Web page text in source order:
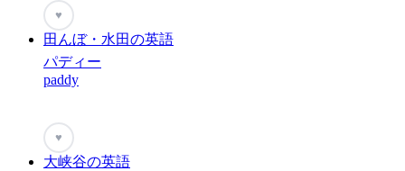
♥
田んぼ・水田の英語
パディー
paddy
♥
大峡谷の英語